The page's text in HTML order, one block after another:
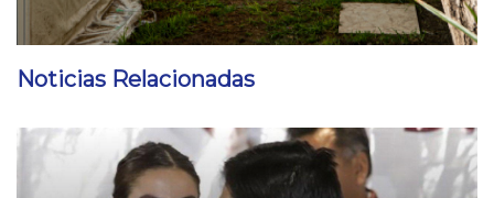
Noticias Relacionadas